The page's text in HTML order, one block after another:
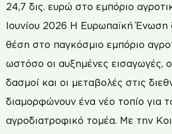
24,7 δις. ευρώ στο εμπόριο
Ιουνίου 2026 Η Ευρωπαϊκή Ένωση
θέση στο παγκόσμιο εμπόριο
ωστόσο οι αυξημένες εισαγωγές,
δασμοί και οι μεταβολές στις
διαμορφώνουν ένα νέο τοπίο για
αγροδιατροφικό τομέα. Με την